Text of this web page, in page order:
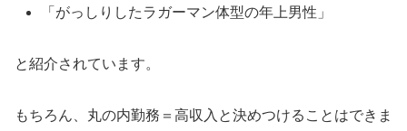
「がっしりしたラガーマン体型の年上男性」
と紹介されています。
もちろん、丸の内勤務＝高収入と決めつけることはできま